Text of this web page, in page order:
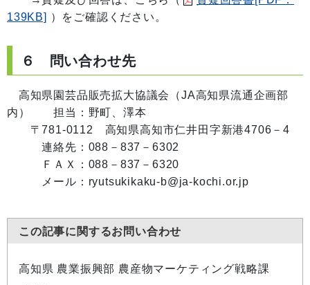
139KB] ）をご確認ください。
６ 問い合わせ先
高知県園芸品販売拡大協議会（JA高知県流通企画部
内） 担当：野町、澤本
〒781-0112 高知県高知市仁井田字新港4706－4
連絡先：088－837－6302
ＦＡＸ：088－837－6320
メール：ryutsukikaku-b@ja-kochi.or.jp
この記事に関するお問い合わせ
高知県 農業振興部 農産物マーケティング戦略課